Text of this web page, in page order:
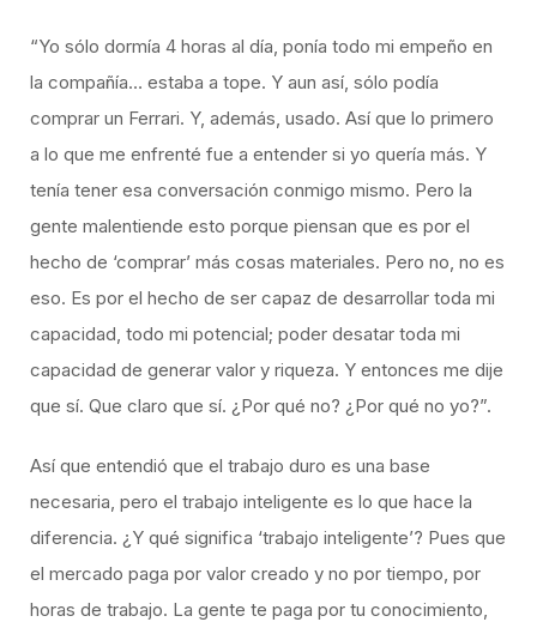
“Yo sólo dormía 4 horas al día, ponía todo mi empeño en
la compañía… estaba a tope. Y aun así, sólo podía
comprar un Ferrari. Y, además, usado. Así que lo primero
a lo que me enfrenté fue a entender si yo quería más. Y
tenía tener esa conversación conmigo mismo. Pero la
gente malentiende esto porque piensan que es por el
hecho de ‘comprar’ más cosas materiales. Pero no, no es
eso. Es por el hecho de ser capaz de desarrollar toda mi
capacidad, todo mi potencial; poder desatar toda mi
capacidad de generar valor y riqueza. Y entonces me dije
que sí. Que claro que sí. ¿Por qué no? ¿Por qué no yo?”.
Así que entendió que el trabajo duro es una base
necesaria, pero el trabajo inteligente es lo que hace la
diferencia. ¿Y qué significa ‘trabajo inteligente’? Pues que
el mercado paga por valor creado y no por tiempo, por
horas de trabajo. La gente te paga por tu conocimiento,